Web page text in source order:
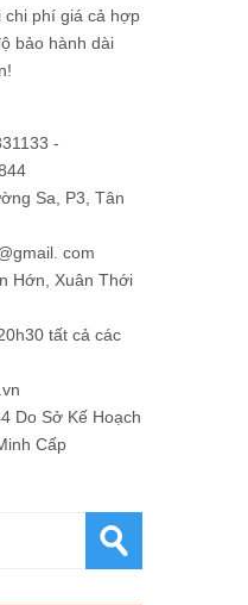
chi phí giá cả hợp
bảo hành dài
-
Sa, P3, Tân
com
Hớn, Xuân Thới
tất cả các
Do Sở Kế Hoạch
Cấp